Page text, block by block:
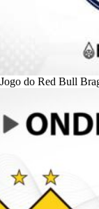
Jogo do Red Bull